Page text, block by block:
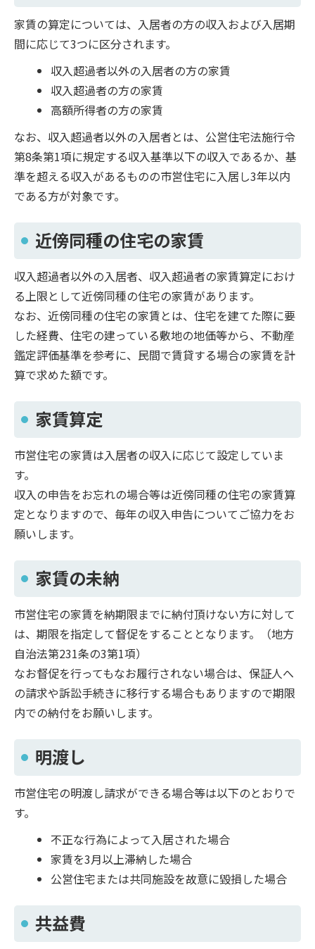
家賃の算定については、入居者の方の収入および入居期
間に応じて3つに区分されます。
収入超過者以外の入居者の方の家賃
収入超過者の方の家賃
高額所得者の方の家賃
なお、収入超過者以外の入居者とは、公営住宅法施行令
第8条第1項に規定する収入基準以下の収入であるか、基
準を超える収入があるものの市営住宅に入居し3年以内
である方が対象です。
近傍同種の住宅の家賃
収入超過者以外の入居者、収入超過者の家賃算定におけ
る上限として近傍同種の住宅の家賃があります。
なお、近傍同種の住宅の家賃とは、住宅を建てた際に要
した経費、住宅の建っている敷地の地価等から、不動産
鑑定評価基準を参考に、民間で賃貸する場合の家賃を計
算で求めた額です。
家賃算定
市営住宅の家賃は入居者の収入に応じて設定していま
す。
収入の申告をお忘れの場合等は近傍同種の住宅の家賃算
定となりますので、毎年の収入申告についてご協力をお
願いします。
家賃の未納
市営住宅の家賃を納期限までに納付頂けない方に対して
は、期限を指定して督促をすることとなります。（地方
自治法第231条の3第1項）
なお督促を行ってもなお履行されない場合は、保証人へ
の請求や訴訟手続きに移行する場合もありますので期限
内での納付をお願いします。
明渡し
市営住宅の明渡し請求ができる場合等は以下のとおりで
す。
不正な行為によって入居された場合
家賃を3月以上滞納した場合
公営住宅または共同施設を故意に毀損した場合
共益費